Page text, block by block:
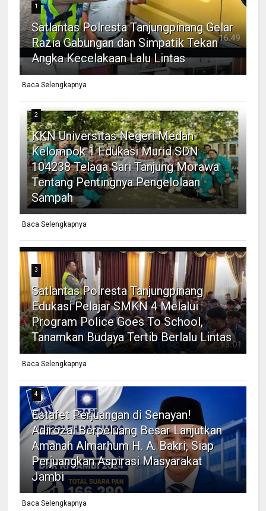
1
Satlantas Polresta Tanjungpinang Gelar
Razia Gabungan dan Simpatik Tekan
Angka Kecelakaan Lalu Lintas
Baca Selengkapnya
2
KKN Universitas Negeri Medan
Kelompok 1 Edukasi Murid SDN
104238 Telaga Sari Tanjung Morawa
Tentang Pentingnya Pengelolaan
Sampah
Baca Selengkapnya
3
Satlantas Polresta Tanjungpinang
Edukasi Pelajar SMKN 4 Melalui
Program Police Goes To School,
Tanamkan Budaya Tertib Berlalu Lintas
Baca Selengkapnya
4
Estafet Perjuangan di Senayan!
Adirozal Berpeluang Besar Lanjutkan
Amanah Almarhum H. A. Bakri, Siap
Perjuangkan Aspirasi Masyarakat
Jambi
Baca Selengkapnya